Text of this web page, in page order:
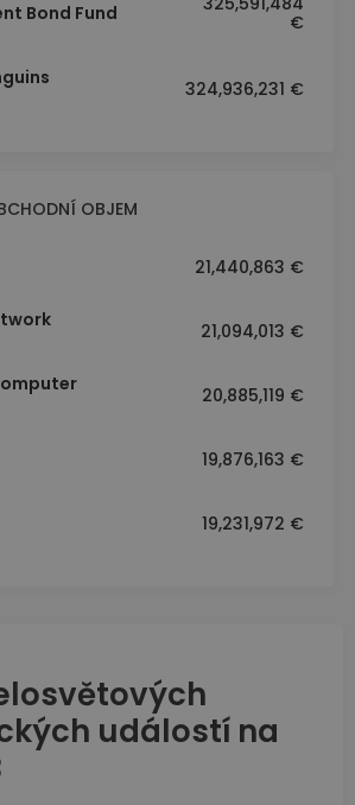
Bond Fund
€
324,936,231 €
OBJEM
21,440,863 €
21,094,013 €
20,885,119 €
19,876,163 €
19,231,972 €
událostí na